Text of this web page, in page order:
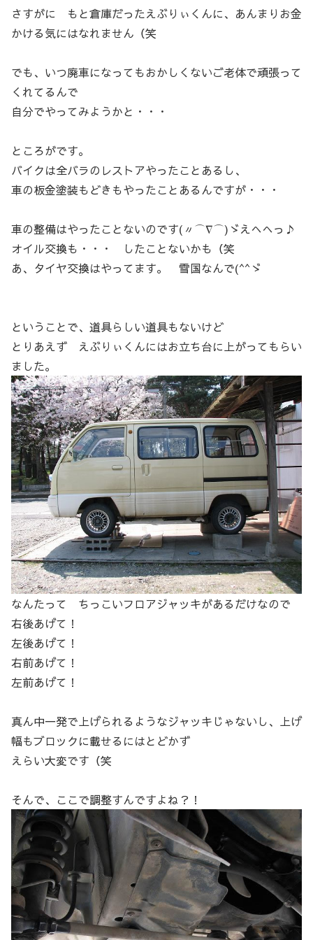
さすがに もと倉庫だったえぶりぃくんに、あんまりお金
かける気にはなれません（笑
でも、いつ廃車になってもおかしくないご老体で頑張って
くれてるんで
自分でやってみようかと・・・
ところがです。
バイクは全バラのレストアやったことあるし、
車の板金塗装もどきもやったことあるんですが・・・
車の整備はやったことないのです(〃⌒∇⌒)ゞえへへっ♪
オイル交換も・・・ したことないかも（笑
あ、タイヤ交換はやってます。 雪国なんで(^^ゞ
ということで、道具らしい道具もないけど
とりあえず えぶりぃくんにはお立ち台に上がってもらい
ました。
なんたって ちっこいフロアジャッキがあるだけなので
右後あげて！
左後あげて！
右前あげて！
左前あげて！
真ん中一発で上げられるようなジャッキじゃないし、上げ
幅もブロックに載せるにはとどかず
えらい大変です（笑
そんで、ここで調整すんですよね？！